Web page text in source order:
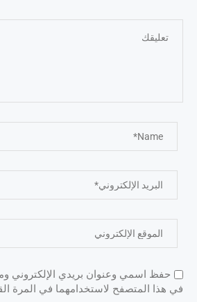
حفظ اسمي وعنوان بريدي الإلكتروني
في هذا المتصفح لاستخدامهما في المرة